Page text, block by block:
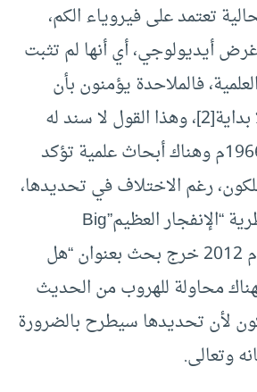
تعتمد على فيروياء الكم،
أيديولوجي، أي أنها لم تثبت
فالملاحدة يؤمنون بأن
[2] ، وهذا القول لا سند له
علميا، ومنذ العام 1966م وهناك أبحاث علمية تؤكد
رغم الاختلاف في تحديدها،
فظهر ما يسمى بنظرية “الإنفجار العظيم”Big
، وفي العام 2012 خرج بحث بعنوان “هل
محاولة للهروب من الحديث
لأن تحديدها سيطرح بالضرورة
وتعالى.